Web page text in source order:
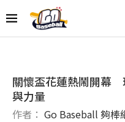
關懷盃花蓮熱鬧開幕
與力量
作者： Go Baseball 夠棒